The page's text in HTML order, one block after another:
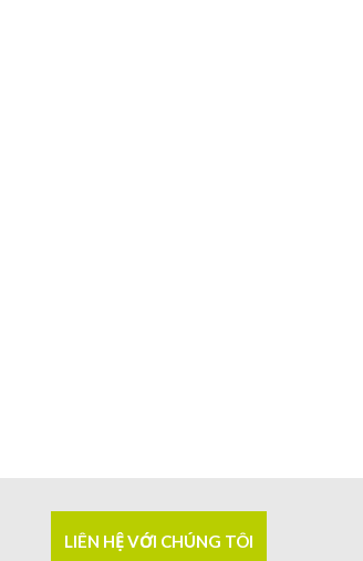
LIÊN HỆ VỚI CHÚNG TÔI